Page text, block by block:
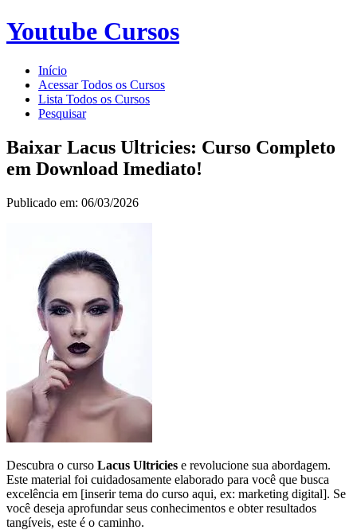
Youtube Cursos
Início
Acessar Todos os Cursos
Lista Todos os Cursos
Pesquisar
Baixar Lacus Ultricies: Curso Completo
em Download Imediato!
Publicado em: 06/03/2026
Descubra o curso Lacus Ultricies e revolucione sua abordagem.
Este material foi cuidadosamente elaborado para você que busca
excelência em [inserir tema do curso aqui, ex: marketing digital]. Se
você deseja aprofundar seus conhecimentos e obter resultados
tangíveis, este é o caminho.